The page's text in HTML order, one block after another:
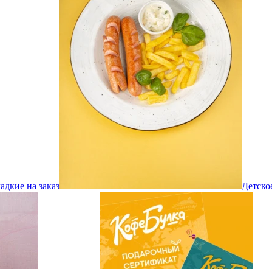
на заказ